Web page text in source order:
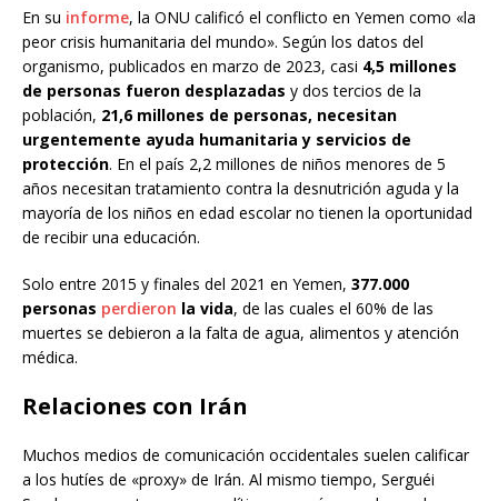
En su informe, la ONU calificó el conflicto en Yemen como «la
peor crisis humanitaria del mundo». Según los datos del
organismo, publicados en marzo de 2023, casi 4,5 millones
de personas fueron desplazadas y dos tercios de la
población, 21,6 millones de personas, necesitan
urgentemente ayuda humanitaria y servicios de
protección. En el país 2,2 millones de niños menores de 5
años necesitan tratamiento contra la desnutrición aguda y la
mayoría de los niños en edad escolar no tienen la oportunidad
de recibir una educación.
Solo entre 2015 y finales del 2021 en Yemen, 377.000
personas perdieron la vida, de las cuales el 60% de las
muertes se debieron a la falta de agua, alimentos y atención
médica.
Relaciones con Irán
Muchos medios de comunicación occidentales suelen calificar
a los hutíes de «proxy» de Irán. Al mismo tiempo, Serguéi